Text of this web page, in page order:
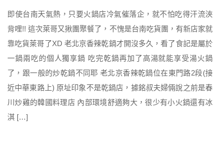
即使台南天氣熱，只要火鍋店冷氣催落企，就不怕吃得汗流浹
背哩!! 這次萊哥又揪團聚餐了，不愧是台南吃貨團，有新店家就
靠吃貨萊哥了XD 老北京香辣乾鍋才開沒多久，看了食記是屬於
一鍋兩吃的個人獨享鍋 吃完乾鍋再加了高湯就能享受湯火鍋
了，跟一般的炒乾鍋不同耶 老北京香辣乾鍋位在東門路2段(接
近中華東路上) 原址印象不是乾鍋店，據銘叔夫婦倆說之前是春
川炒雞的韓國料理店 內部環境舒適夠大，很少有小火鍋還有冰
淇 […]